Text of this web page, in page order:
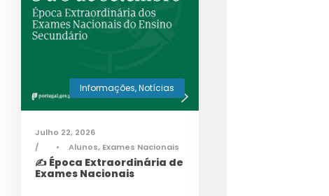
Informações,Notícias
Julho 22, 2026
•
Alunos, Exames Nacionais
✍️ Época Extraordinária de
Exames Nacionais